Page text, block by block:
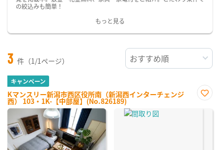
の絞込みも簡単！
もっと見る
3 件（1/1ページ）
キャンペーン
Kマンスリー新潟市西区役所南（新潟西インターチェンジ
西） 103・1K-【中部屋】(No.826189)
に入